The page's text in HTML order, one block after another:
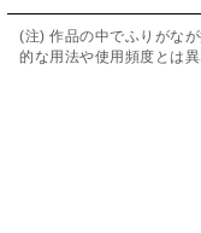
(注) 作品の中でふりがな
的な用法や使用頻度とは